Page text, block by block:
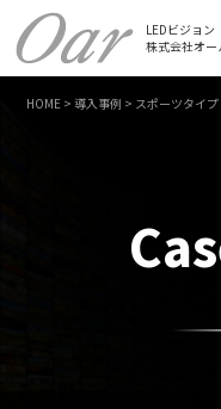
LEDビジョン
株式会社オー
HOME >導入事例 > スポーツタイプ